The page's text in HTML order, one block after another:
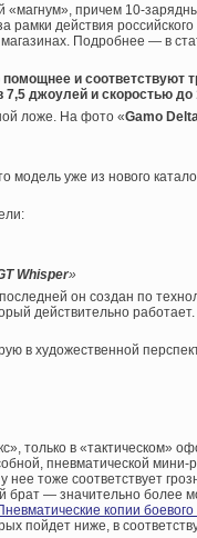
«магнум», причем 10-
действия
Подробнее — в
и соответствуют
7,5 джоулей и скоростью до
ложе. На фото «Gamo
модель уже из нового
Whisper»
он создан по
действительно
в художественной
только в «тактическом»
пневматической мини-
тоже соответствует
брат — значительно более
копии
пойдет ниже, в